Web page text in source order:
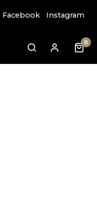
Facebook Instagram
0